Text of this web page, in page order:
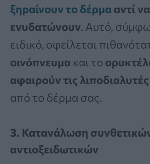
ξηραίνουν το δέρμα αντί
ενυδατώνουν. Αυτό,
ειδικό, οφείλεται
οινόπνευμα και το
αφαιρούν τις λιποδιαλυτές
από το δέρμα σας.
3. Κατανάλωση
αντιοξειδωτικών